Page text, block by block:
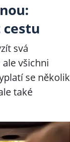
svá
všichni
se několik
také